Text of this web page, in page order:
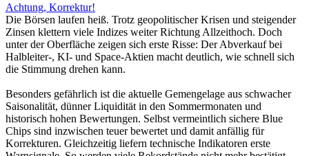
Achtung, Korrektur!
Die Börsen laufen heiß. Trotz geopolitischer Krisen und steigender
Zinsen klettern viele Indizes weiter Richtung Allzeithoch. Doch
unter der Oberfläche zeigen sich erste Risse: Der Abverkauf bei
Halbleiter-, KI- und Space-Aktien macht deutlich, wie schnell sich
die Stimmung drehen kann.
Besonders gefährlich ist die aktuelle Gemengelage aus schwacher
Saisonalität, dünner Liquidität in den Sommermonaten und
historisch hohen Bewertungen. Selbst vermeintlich sichere Blue
Chips sind inzwischen teuer bewertet und damit anfällig für
Korrekturen. Gleichzeitig liefern technische Indikatoren erste